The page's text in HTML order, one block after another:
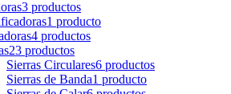
3 productos
1 producto
4 productos
23 productos
Sierras Circulares6 productos
Sierras de Banda1 producto